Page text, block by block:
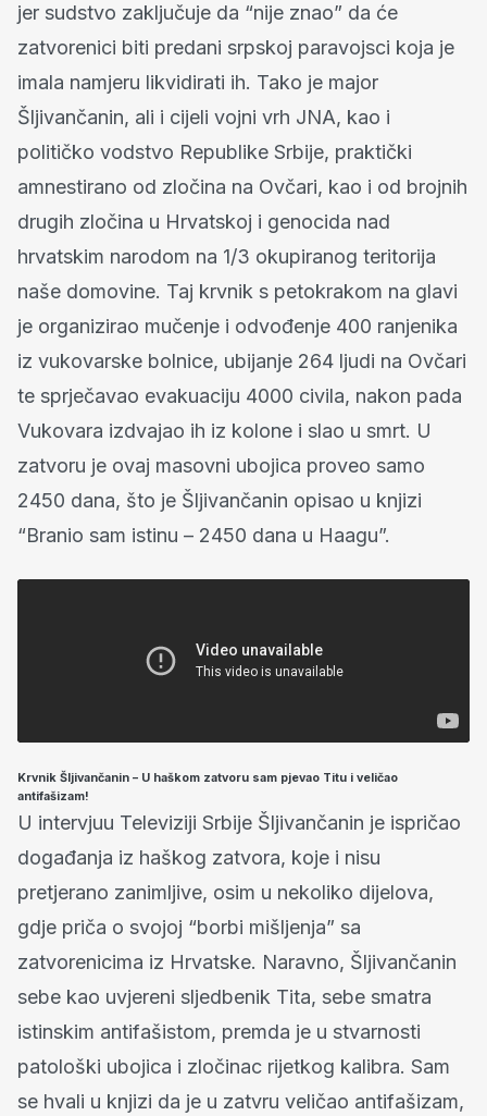
jer sudstvo zaključuje da “nije znao” da će
zatvorenici biti predani srpskoj paravojsci koja je
imala namjeru likvidirati ih. Tako je major
Šljivančanin, ali i cijeli vojni vrh JNA, kao i
političko vodstvo Republike Srbije, praktički
amnestirano od zločina na Ovčari, kao i od brojnih
drugih zločina u Hrvatskoj i genocida nad
hrvatskim narodom na 1/3 okupiranog teritorija
naše domovine. Taj krvnik s petokrakom na glavi
je organizirao mučenje i odvođenje 400 ranjenika
iz vukovarske bolnice, ubijanje 264 ljudi na Ovčari
te sprječavao evakuaciju 4000 civila, nakon pada
Vukovara izdvajao ih iz kolone i slao u smrt. U
zatvoru je ovaj masovni ubojica proveo samo
2450 dana, što je Šljivančanin opisao u knjizi
“Branio sam istinu – 2450 dana u Haagu”.
Krvnik Šljivančanin – U haškom zatvoru sam pjevao Titu i veličao
antifašizam!
U intervjuu Televiziji Srbije Šljivančanin je ispričao
događanja iz haškog zatvora, koje i nisu
pretjerano zanimljive, osim u nekoliko dijelova,
gdje priča o svojoj “borbi mišljenja” sa
zatvorenicima iz Hrvatske. Naravno, Šljivančanin
sebe kao uvjereni sljedbenik Tita, sebe smatra
istinskim antifašistom, premda je u stvarnosti
patološki ubojica i zločinac rijetkog kalibra. Sam
se hvali u knjizi da je u zatvru veličao antifašizam,